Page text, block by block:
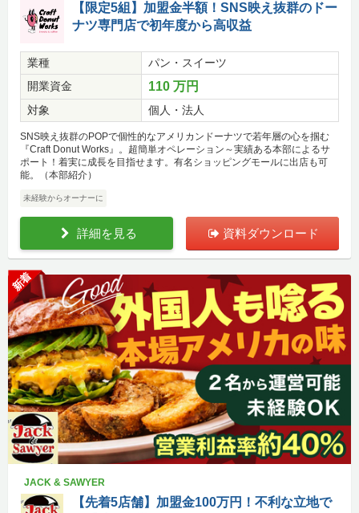
【限定5組】加盟金半額！SNS映え抜群のドー
ナツ専門店で初年度から高収益
業種
パン・スイーツ
開業資金
110 万円
対象 個人・法人
SNS映え抜群のPOPで個性的なアメリカンドーナツで若年層の心を掴む
『Craft Donut Works』。超簡単オペレーション～実績ある本部によるサ
ポート！着実に成長を目指せます。有名ショッピングモールに出店も可
能。（本部紹介）
未経験からオーナーに
詳細を見る 資料ダウンロード
新着
JACK & SAWYER
【先着5店舗】加盟金100万円！不利な立地で